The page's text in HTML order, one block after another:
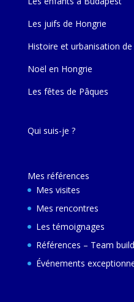
Les juifs de Hongrie
Histoire et urbanisation
Noël en Hongrie
Les fêtes de Pâques
Qui suis-je ?
Mes références
Mes visites
Mes rencontres
Les témoignages
Références – Team
Événements